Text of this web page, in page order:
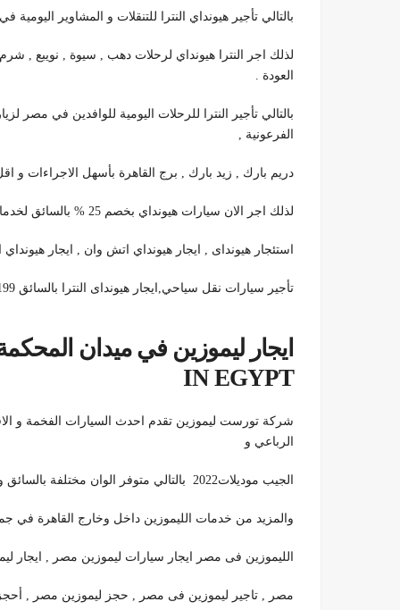
بالتالي تأجير هيونداي النترا للتنقلات و المشاوير اليومية
لذلك اجر النترا هيونداي لرحلات دهب , سيوة , نويبع ,
العودة .
بالتالي تأجير النترا للرحلات اليومية للوافدين في
الفرعونية ,
دريم بارك , زيد بارك , برج القاهرة بأسهل الاجراءات و
لذلك اجر الان سيارات هيونداي بخصم 25 % بالسائق لخدمات الزفاف .
استئجار هيونداى , ايجار هيونداي اتش وان , ايجار
تأجير سيارات نقل سياحي,ايجار هيونداى النترا بالسائق 01100092199.
IN EGYPT
شركة تورست ليموزين تقدم احدث السيارات الفخمة و
الرباعي و
الجيب موديلات2022 بالتالي متوفر الوان مختلفة بالسائق و بدون سواق و ارخص الاسعار و لذلك نوفر ايضا العديد
والمزيد من خدمات الليموزين داخل وخارج القاهرة في
الليموزين فى مصر ايجار سيارات ليموزين مصر , ايجار
مصر , تاجير ليموزين فى مصر , حجز ليموزين مصر , أحجز ليموزين